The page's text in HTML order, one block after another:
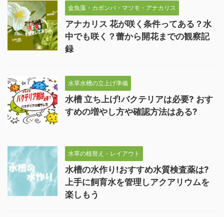
金魚藻・カボンバ・マツモ・アナカリス
アナカリス 花が咲く条件ってある？水
中でも咲く？蕾から開花までの観察記
録
水草水槽の立上げ準備
水槽 立ち上げ!バクテリアは必要? おす
すめの増やし方や確認方法はある?
水草の植替え・レイアウト
水槽の水作り!おすすめ水質検査薬は?
上手に飼育水を管理しアクアリウムを
楽しもう